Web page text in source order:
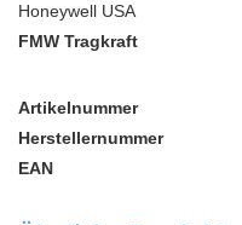
Honeywell USA
FMW Tragkraft
Artikelnummer
Herstellernummer
EAN